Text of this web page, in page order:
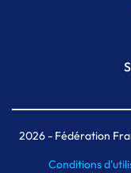
2026- Fédération
Conditions